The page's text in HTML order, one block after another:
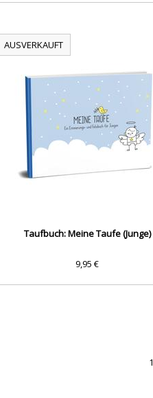
AUSVERKAUFT
Taufbuch: Meine Taufe (Junge)
9,95 €
1